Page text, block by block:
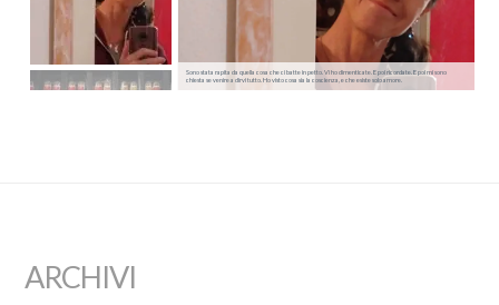
Sono stata rapita da quella cosa che ci batte in petto. Vi ho dimenticate. E poi ricordate. E poi mi sono
chiesta se venire a dirvi tutto. Ho visto cosa sia la coscienza, e che esiste solo amore.
ARCHIVI